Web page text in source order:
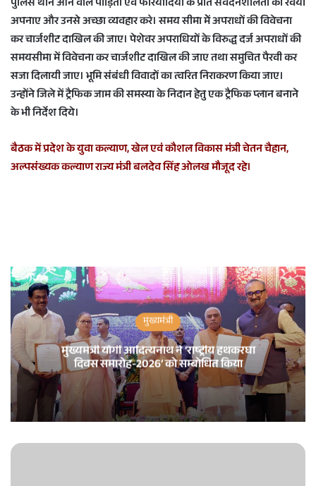
पुलिस थाने आने वाले पीड़ितों एवं फरियादियों के प्रति संवेदनशीलता का रवैया
अपनाए और उनसे अच्छा व्यवहार करे। समय सीमा मेें अपराधों की विवेचना
कर चार्जशीट दाखिल की जाए। पेशेवर अपराधियों के विरुद्ध दर्ज अपराधों की
समयसीमा में विवेचना कर चार्जशीट दाखिल की जाए तथा समुचित पैरवी कर
सजा दिलायी जाए। भूमि संबंधी विवादों का त्वरित निराकरण किया जाए।
उन्होंने जिले में ट्रैफिक जाम की समस्या के निदान हेतु एक ट्रैफिक प्लान बनाने
के भी निर्देश दिये।
बैठक में प्रदेश के युवा कल्याण, खेल एवं कौशल विकास मंत्री चेतन चैहान,
अल्पसंख्यक कल्याण राज्य मंत्री बलदेव सिंह ओलख मौजूद रहे।
मुख्यमंत्री
मुख्यमंत्री योगी आदित्यनाथ ने ‘राष्ट्रीय हथकरघा
दिवस समारोह-2026’ को सम्बोधित किया